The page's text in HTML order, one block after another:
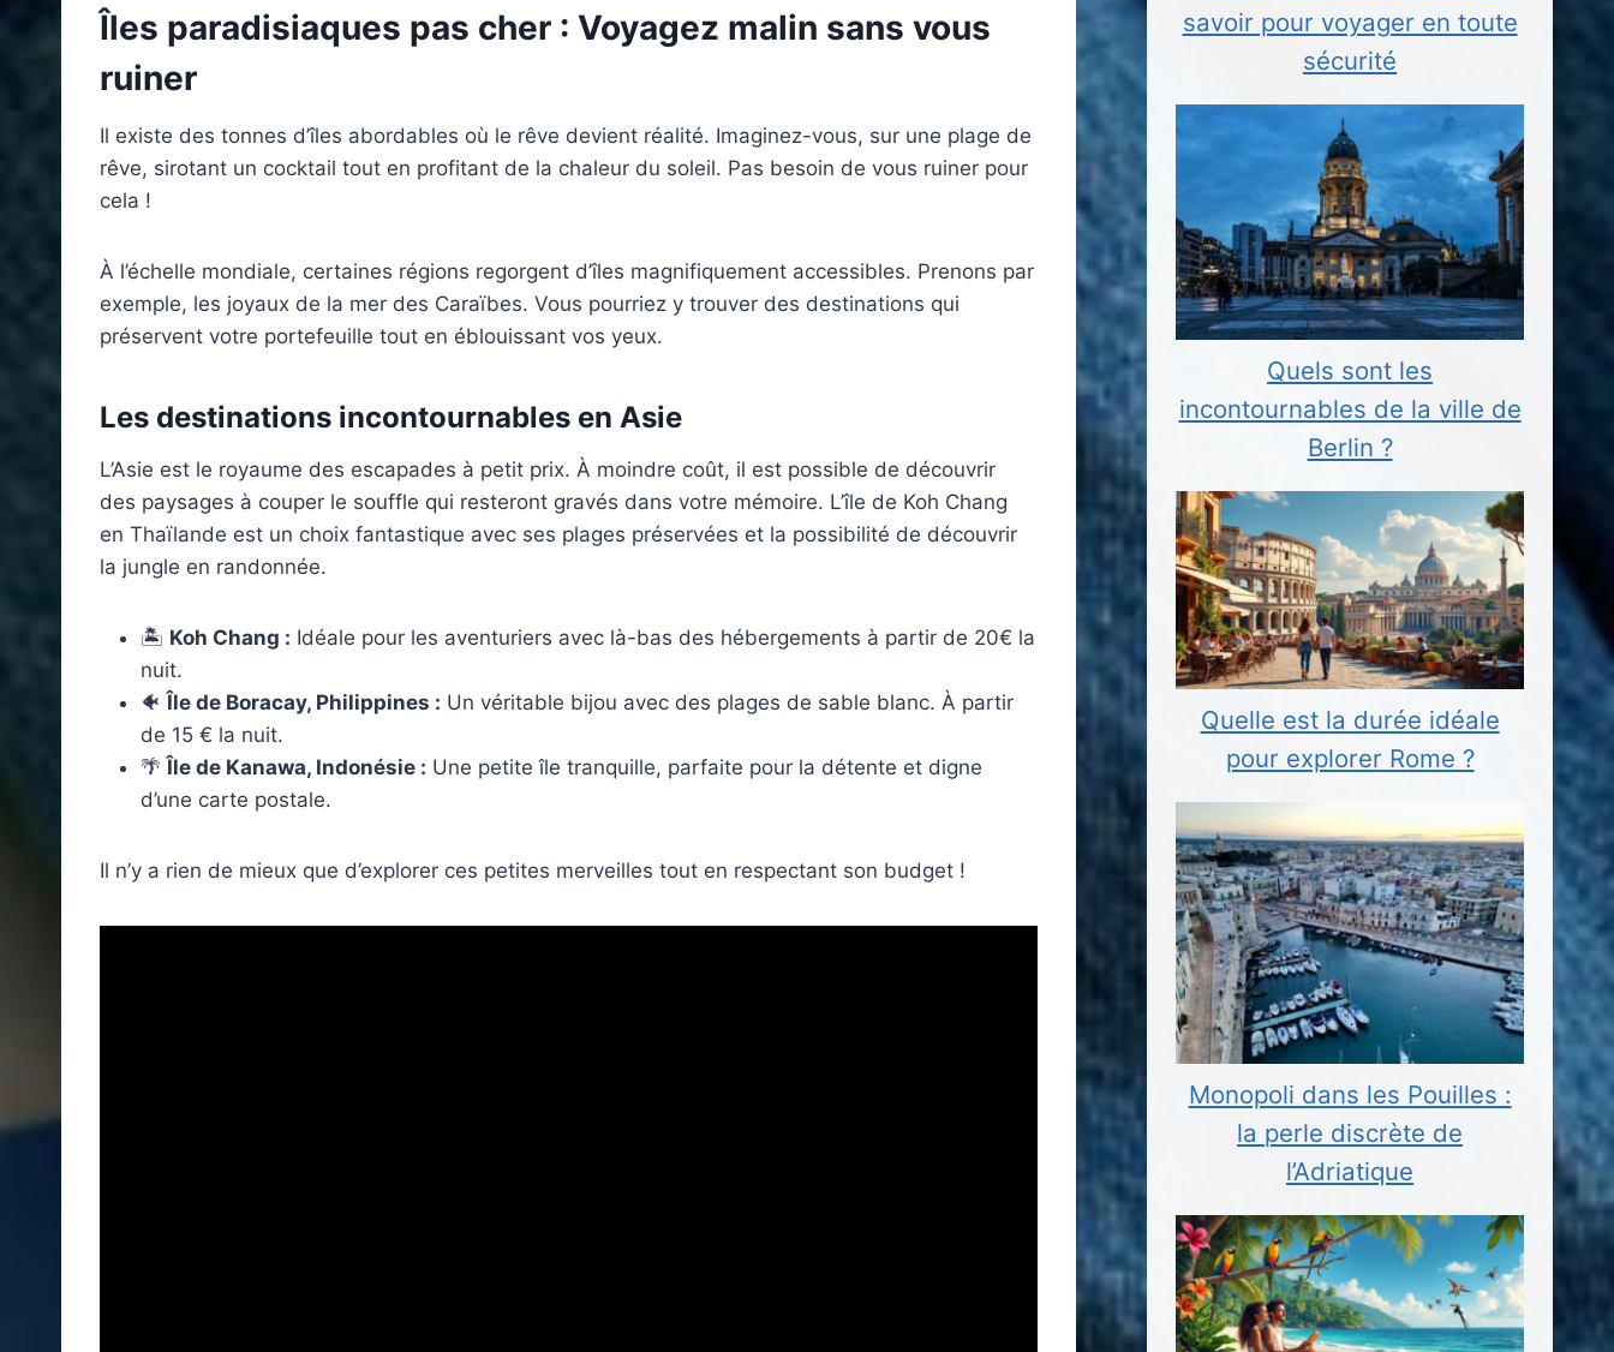
Îles paradisiaques pas cher : Voyagez malin sans vous
ruiner
Il existe des tonnes d’îles abordables où le rêve devient réalité. Imaginez-vous, sur une plage de
rêve, sirotant un cocktail tout en profitant de la chaleur du soleil. Pas besoin de vous ruiner pour
cela !
À l’échelle mondiale, certaines régions regorgent d’îles magnifiquement accessibles. Prenons par
exemple, les joyaux de la mer des Caraïbes. Vous pourriez y trouver des destinations qui
préservent votre portefeuille tout en éblouissant vos yeux.
Les destinations incontournables en Asie
L’Asie est le royaume des escapades à petit prix. À moindre coût, il est possible de découvrir
des paysages à couper le souffle qui resteront gravés dans votre mémoire. L’île de Koh Chang
en Thaïlande est un choix fantastique avec ses plages préservées et la possibilité de découvrir
la jungle en randonnée.
🏝️ Koh Chang : Idéale pour les aventuriers avec là-bas des hébergements à partir de 20€ la
nuit.
🐠 Île de Boracay, Philippines : Un véritable bijou avec des plages de sable blanc. À partir
de 15 € la nuit.
🌴 Île de Kanawa, Indonésie : Une petite île tranquille, parfaite pour la détente et digne
d’une carte postale.
Il n’y a rien de mieux que d’explorer ces petites merveilles tout en respectant son budget !
savoir pour voyager en toute
sécurité
Quels sont les
incontournables de la ville de
Berlin ?
Quelle est la durée idéale
pour explorer Rome ?
Monopoli dans les Pouilles :
la perle discrète de
l’Adriatique